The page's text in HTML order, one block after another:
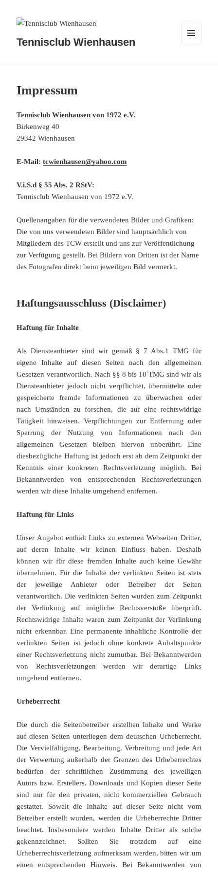
Tennisclub Wienhausen
Impressum
Tennisclub Wienhausen von 1972 e.V.
Birkenweg 40
29342 Wienhausen
E-Mail:tcwienhausen@yahoo.com
V.i.S.d § 55 Abs. 2 RStV:
Tennisclub Wienhausen von 1972 e.V.
Quellenangaben für die verwendeten Bilder und Grafiken:
Die von uns verwendeten Bilder sind hauptsächlich von
Mitgliedern des TCW erstellt und uns zur Veröffentlichung
zur Verfügung gestellt. Bei Bildern von Dritten ist der Name
des Fotografen direkt beim jeweiligen Bild vermerkt.
Haftungsausschluss (Disclaimer)
Haftung für Inhalte
Als Diensteanbieter sind wir gemäß § 7 Abs.1 TMG für
eigene Inhalte auf diesen Seiten nach den allgemeinen
Gesetzen verantwortlich. Nach §§ 8 bis 10 TMG sind wir als
Diensteanbieter jedoch nicht verpflichtet, übermittelte oder
gespeicherte fremde Informationen zu überwachen oder
nach Umständen zu forschen, die auf eine rechtswidrige
Tätigkeit hinweisen. Verpflichtungen zur Entfernung oder
Sperrung der Nutzung von Informationen nach den
allgemeinen Gesetzen bleiben hiervon unberührt. Eine
diesbezügliche Haftung ist jedoch erst ab dem Zeitpunkt der
Kenntnis einer konkreten Rechtsverletzung möglich. Bei
Bekanntwerden von entsprechenden Rechtsverletzungen
werden wir diese Inhalte umgehend entfernen.
Haftung für Links
Unser Angebot enthält Links zu externen Webseiten Dritter,
auf deren Inhalte wir keinen Einfluss haben. Deshalb
können wir für diese fremden Inhalte auch keine Gewähr
übernehmen. Für die Inhalte der verlinkten Seiten ist stets
der jeweilige Anbieter oder Betreiber der Seiten
verantwortlich. Die verlinkten Seiten wurden zum Zeitpunkt
der Verlinkung auf mögliche Rechtsverstöße überprüft.
Rechtswidrige Inhalte waren zum Zeitpunkt der Verlinkung
nicht erkennbar. Eine permanente inhaltliche Kontrolle der
verlinkten Seiten ist jedoch ohne konkrete Anhaltspunkte
einer Rechtsverletzung nicht zumutbar. Bei Bekanntwerden
von Rechtsverletzungen werden wir derartige Links
umgehend entfernen.
Urheberrecht
Die durch die Seitenbetreiber erstellten Inhalte und Werke
auf diesen Seiten unterliegen dem deutschen Urheberrecht.
Die Vervielfältigung, Bearbeitung, Verbreitung und jede Art
der Verwertung außerhalb der Grenzen des Urheberrechtes
bedürfen der schriftlichen Zustimmung des jeweiligen
Autors bzw. Erstellers. Downloads und Kopien dieser Seite
sind nur für den privaten, nicht kommerziellen Gebrauch
gestattet. Soweit die Inhalte auf dieser Seite nicht vom
Betreiber erstellt wurden, werden die Urheberrechte Dritter
beachtet. Insbesondere werden Inhalte Dritter als solche
gekennzeichnet. Sollten Sie trotzdem auf eine
Urheberrechtsverletzung aufmerksam werden, bitten wir um
einen entsprechenden Hinweis. Bei Bekanntwerden von